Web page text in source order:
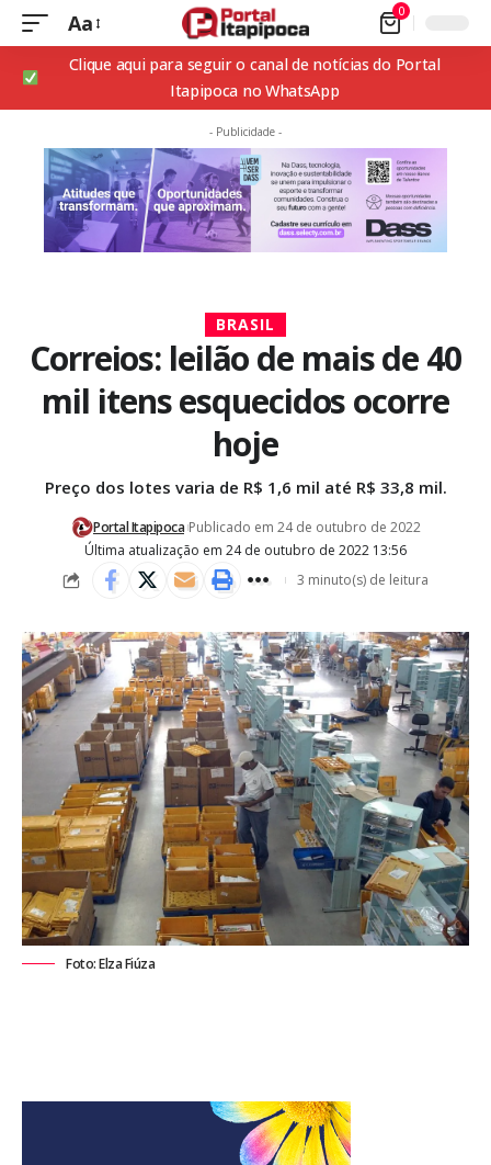
Aa 0
Clique aqui para seguir o canal de notícias do Portal
Itapipoca no WhatsApp
- Publicidade -
BRASIL
Correios: leilão de mais de 40
mil itens esquecidos ocorre
hoje
Preço dos lotes varia de R$ 1,6 mil até R$ 33,8 mil.
Última atualização em 24 de outubro de 2022 13:56
Portal Itapipoca Publicado em 24 de outubro de 2022
3 minuto(s) de leitura
Foto: Elza Fiúza